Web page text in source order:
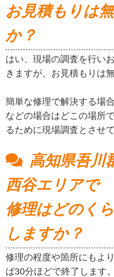
お見積もりは
か？
はい、現場の調査を行い
きますが、お見積もりは無
簡単な修理で解決する場
などの場合はどこの場所
るために現場調査とさせ
高知県吾川
西谷エリアで
修理はどのく
しますか？
修理の程度や箇所にもよ
ば30分ほどで終了します